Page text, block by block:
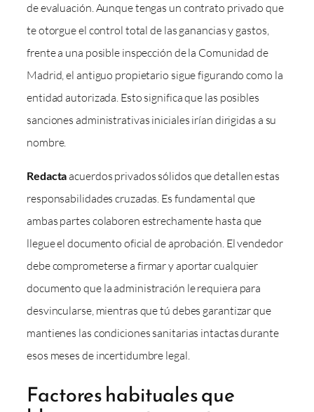
de evaluación. Aunque tengas un contrato privado que
te otorgue el control total de las ganancias y gastos,
frente a una posible inspección de la Comunidad de
Madrid, el antiguo propietario sigue figurando como la
entidad autorizada. Esto significa que las posibles
sanciones administrativas iniciales irían dirigidas a su
nombre.
Redactaacuerdos privados sólidos que detallen estas
responsabilidades cruzadas. Es fundamental que
ambas partes colaboren estrechamente hasta que
llegue el documento oficial de aprobación. El vendedor
debe comprometerse a firmar y aportar cualquier
documento que la administración le requiera para
desvincularse, mientras que tú debes garantizar que
mantienes las condiciones sanitarias intactas durante
esos meses de incertidumbre legal.
Factores habituales que